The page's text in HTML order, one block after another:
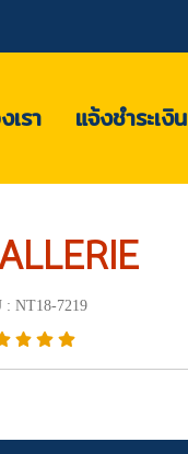
รา แจ้งชำระเงิน
: NT18-7219